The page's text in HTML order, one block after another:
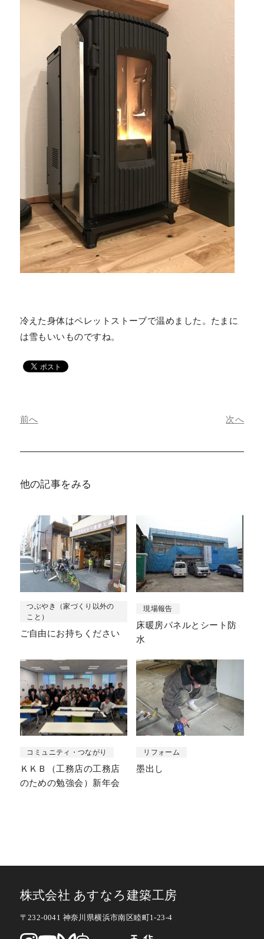
冷えた身体はペレットストーブで温めました。たまに
は雪もいいものですね。
前へ 次へ
他の記事をみる
つぶやき（家づくり以外の
こと）
ご自由にお持ちください
現場報告
床暖房パネルとシート防
水
コミュニティ・つながり
ＫＫＢ（工務店の工務店
のための勉強会）新年会
リフォーム
墨出し
株式会社 あすなろ建築工房
〒232-0041 神奈川県横浜市南区睦町1-23-4